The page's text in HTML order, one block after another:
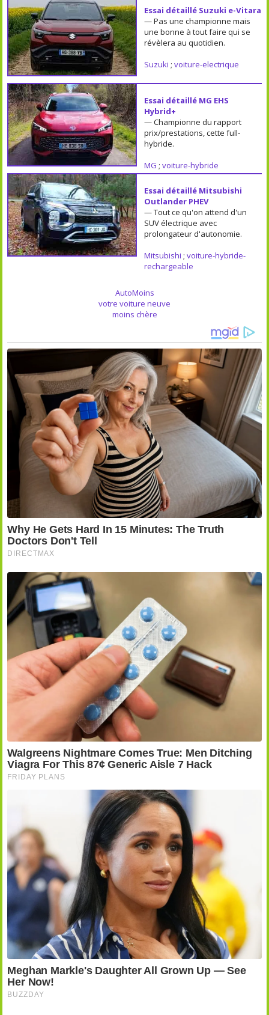
Essai détaillé Suzuki e-Vitara
— Pas une championne mais
une bonne à tout faire qui se
révèlera au quotidien.
Suzuki ; voiture-electrique
Essai détaillé MG EHS
Hybrid+
— Championne du rapport
prix/prestations, cette full-
hybride.
MG ; voiture-hybride
Essai détaillé Mitsubishi
Outlander PHEV
— Tout ce qu'on attend d'un
SUV électrique avec
prolongateur d'autonomie.
Mitsubishi ; voiture-hybride-
rechargeable
AutoMoins
votre voiture neuve
moins chère